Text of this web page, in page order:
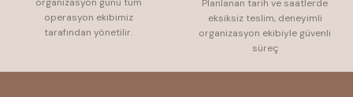
operasyon ekibimiz
tarafından yönetilir.
Planlanan tarih ve saatlerde
eksiksiz teslim, deneyimli
organizasyon ekibiyle güvenli
süreç